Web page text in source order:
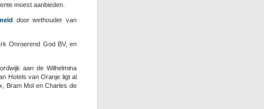
moest aanbieden.
door wethouder van
Onroerend God BV, en
aan de Wilhelmina
Hotels van Oranje ligt al
Bram Mol en Charles de